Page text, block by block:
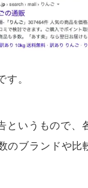
。
いうもので
ブランドや